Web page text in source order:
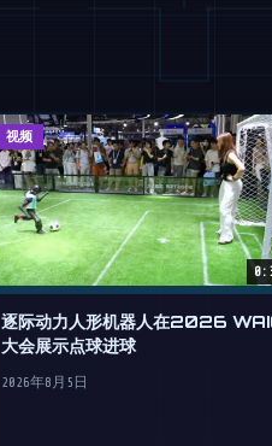
视频
逐际动力人形机器人在2026
大会展示点球进球
2026年8月5日